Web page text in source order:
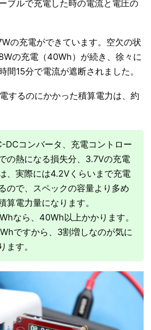
ブルで充電した時の電流と電圧の
の充電ができています。空欠の状
の充電（40Wh）が続き、徐々に
間15分で電流が遮断されました。
するのにかかった積算電力は、約
DCコンバータ、充電コントロー
の熱になる損失分、3.7Vの充電
、実際には4.2Vくらいまで充電
ので、スペックの容量より多め
算電力量になります。
なら、40Wh以上かかります。
ですから、3割増しなのが気に
ます。